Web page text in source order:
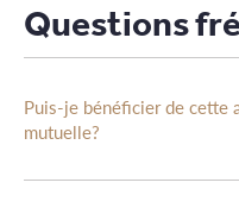
Questions
Puis-je bénéficier de cette
mutuelle?